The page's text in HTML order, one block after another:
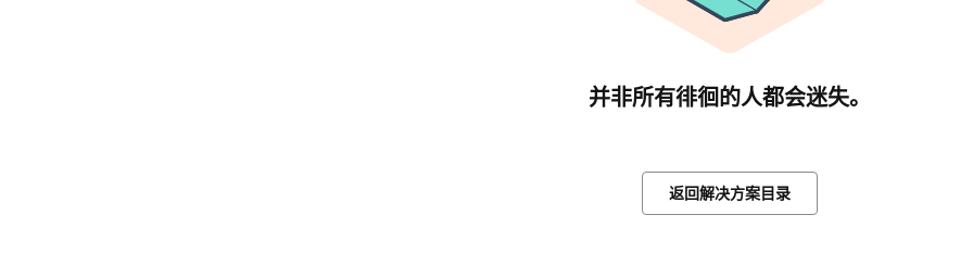
并非所有徘徊的人都会迷失。
返回解决方案目录